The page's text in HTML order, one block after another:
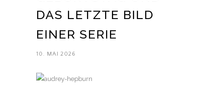
DAS LETZTE BILD
EINER SERIE
10. MAI 2026